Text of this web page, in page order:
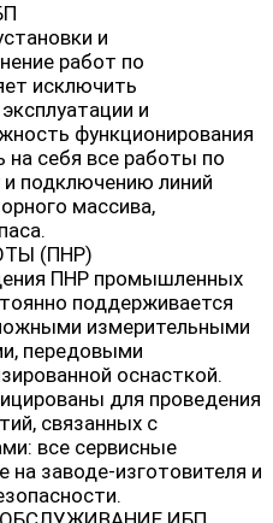
и
работ по
исключить
и
функционирования
себя все работы по
подключению линий
массива,
(ПНР)
ПНР промышленных
поддерживается
измерительными
передовыми
оснасткой.
для проведения
связанных с
все сервисные
заводе-изготовителя и